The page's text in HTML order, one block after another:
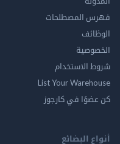
فهرس المصطلحات
الوظائف
الخصوصية
شروط الاستخدام
List Your Warehouse
كن عضوًا في كارجوز
أنواع البضائع